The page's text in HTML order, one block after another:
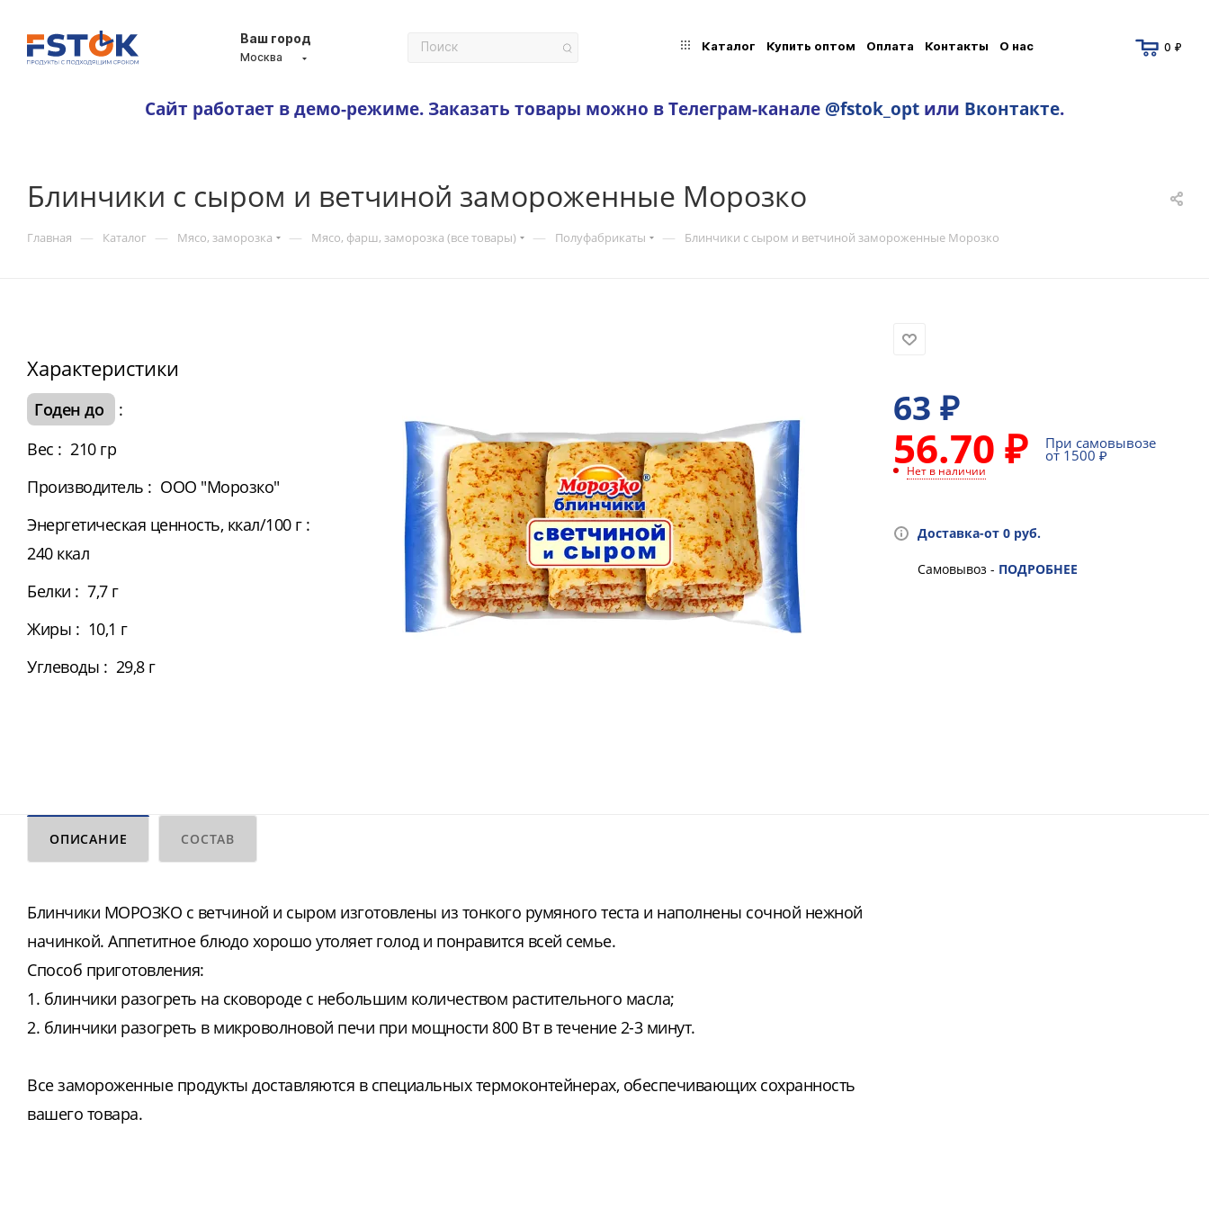
Ваш город
Москва
Каталог Купить оптом Оплата Контакты О нас 0 ₽
Сайт работает в демо-режиме. Заказать товары можно в Телеграм-канале @fstok_opt или Вконтакте.
Блинчики с сыром и ветчиной замороженные Морозко
Главная — Каталог — Мясо, заморозка — Мясо, фарш, заморозка (все товары) — Полуфабрикаты — Блинчики с сыром и ветчиной замороженные Морозко
Характеристики
Годен до
:
Вес : 210 гр
Производитель : ООО "Морозко"
Энергетическая ценность, ккал/100 г :
240 ккал
Белки : 7,7 г
Жиры : 10,1 г
Углеводы : 29,8 г
63 ₽
56.70 ₽ При самовывозе
от 1500 ₽
Нет в наличии
Доставка-от 0 руб.
Самовывоз - ПОДРОБНЕЕ
ОПИСАНИЕ СОСТАВ
Блинчики МОРОЗКО с ветчиной и сыром изготовлены из тонкого румяного теста и наполнены сочной нежной
начинкой. Аппетитное блюдо хорошо утоляет голод и понравится всей семье.
Способ приготовления:
1. блинчики разогреть на сковороде с небольшим количеством растительного масла;
2. блинчики разогреть в микроволновой печи при мощности 800 Вт в течение 2-3 минут.
Все замороженные продукты доставляются в специальных термоконтейнерах, обеспечивающих сохранность
вашего товара.